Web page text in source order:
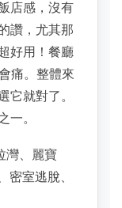
店感，沒有
讚，尤其那
好用！餐廳
痛。整體來
它就對了。
一。
灣、麗寶
室逃脫、